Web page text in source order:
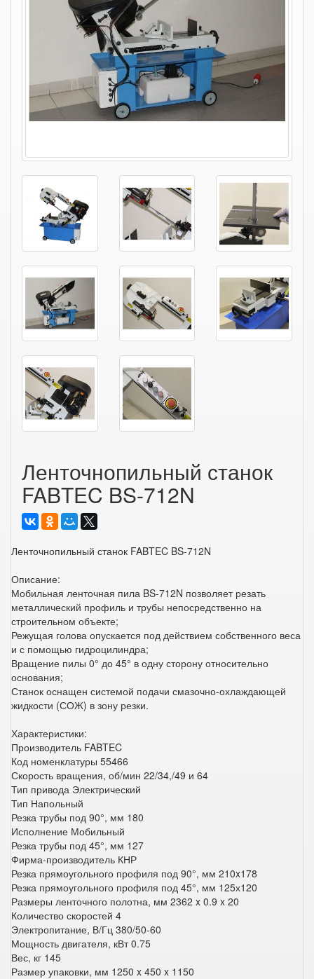
Ленточнопильный станок
FABTEC BS-712N
Ленточнопильный станок FABTEC BS-712N
Описание:
Мобильная ленточная пила BS-712N позволяет резать
металлический профиль и трубы непосредственно на
строительном объекте;
Режущая голова опускается под действием собственного веса
и с помощью гидроцилиндра;
Вращение пилы 0° до 45° в одну сторону относительно
основания;
Станок оснащен системой подачи смазочно-охлаждающей
жидкости (СОЖ) в зону резки.
Характеристики:
Производитель FABTEC
Код номенклатуры 55466
Скорость вращения, об/мин 22/34,/49 и 64
Тип привода Электрический
Тип Напольный
Резка трубы под 90°, мм 180
Исполнение Мобильный
Резка трубы под 45°, мм 127
Фирма-производитель КНР
Резка прямоугольного профиля под 90°, мм 210x178
Резка прямоугольного профиля под 45°, мм 125х120
Размеры ленточного полотна, мм 2362 x 0.9 x 20
Количество скоростей 4
Электропитание, В/Гц 380/50-60
Мощность двигателя, кВт 0.75
Вес, кг 145
Размер упаковки, мм 1250 x 450 x 1150